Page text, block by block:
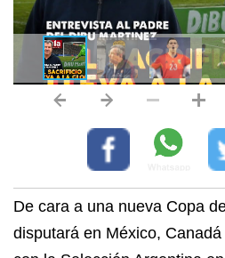
De cara a una nueva Copa
disputará en México,